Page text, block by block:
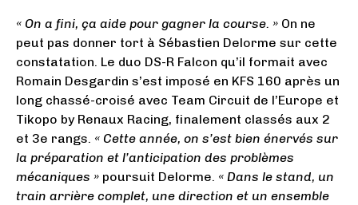
« On a fini, ça aide pour gagner la course. » On ne
peut pas donner tort à Sébastien Delorme sur cette
constatation. Le duo DS-R Falcon qu’il formait avec
Romain Desgardin s’est imposé en KFS 160 après un
long chassé-croisé avec Team Circuit de l’Europe et
Tikopo by Renaux Racing, finalement classés aux 2
et 3e rangs. « Cette année, on s’est bien énervés sur
la préparation et l’anticipation des problèmes
mécaniques » poursuit Delorme. « Dans le stand, un
train arrière complet, une direction et un ensemble